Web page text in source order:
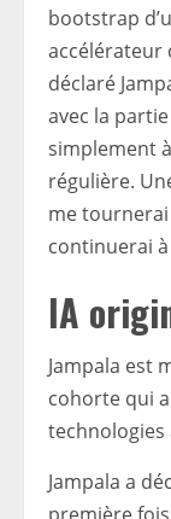
bootstrap
accélérateur
déclaré
avec la
simplement
régulière.
me
continuerai
IA
Jampala est
cohorte qui a
technologies
Jampala a